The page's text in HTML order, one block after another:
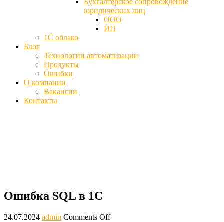
юридических лиц
ООО
ИП
1С облако
Блог
Технологии автоматизации
Продукты
Ошибки
О компании
Вакансии
Контакты
Ошибка SQL в 1С
24.07.2024 admin Comments Off